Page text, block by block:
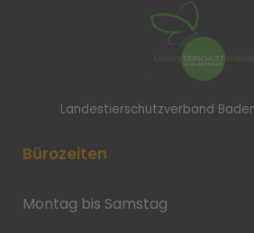
Landestierschutzverband
Bürozeiten
Montag bis Samstag